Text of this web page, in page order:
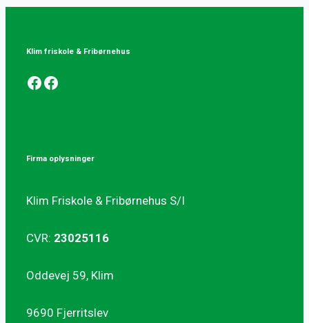
Klim friskole & Fribørnehus
Facebook
Facebook
Firma oplysninger
Klim Friskole & Fribørnehus S/I
CVR: 23025116
Oddevej 59, Klim
9690 Fjerritslev